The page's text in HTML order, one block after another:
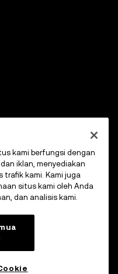
kami berfungsi dengan
iklan, menyediakan
trafik kami. Kami juga
situs kami oleh Anda
dan analisis kami.